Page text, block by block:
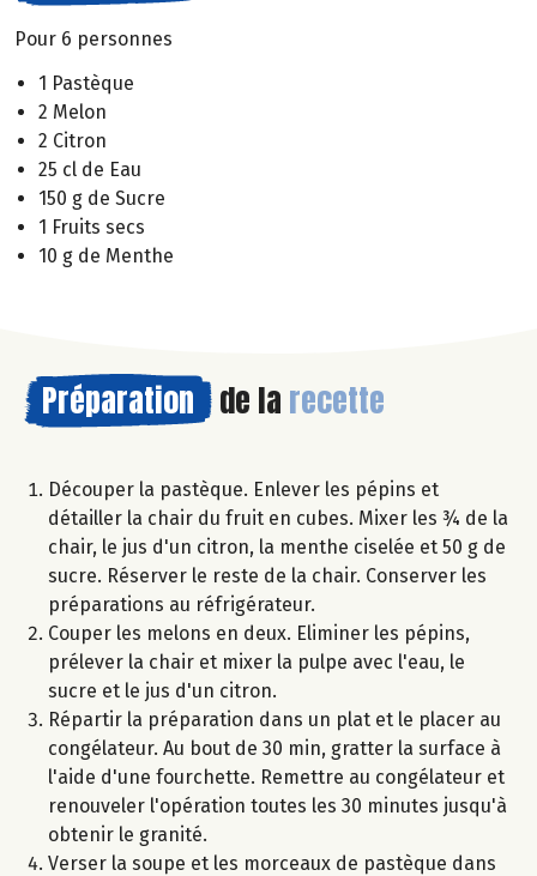
Pour 6 personnes
1 Pastèque
2 Melon
2 Citron
25 cl de Eau
150 g de Sucre
1 Fruits secs
10 g de Menthe
Préparation de la recette
Découper la pastèque. Enlever les pépins et
détailler la chair du fruit en cubes. Mixer les ¾ de la
chair, le jus d'un citron, la menthe ciselée et 50 g de
sucre. Réserver le reste de la chair. Conserver les
préparations au réfrigérateur.
Couper les melons en deux. Eliminer les pépins,
prélever la chair et mixer la pulpe avec l'eau, le
sucre et le jus d'un citron.
Répartir la préparation dans un plat et le placer au
congélateur. Au bout de 30 min, gratter la surface à
l'aide d'une fourchette. Remettre au congélateur et
renouveler l'opération toutes les 30 minutes jusqu'à
obtenir le granité.
Verser la soupe et les morceaux de pastèque dans